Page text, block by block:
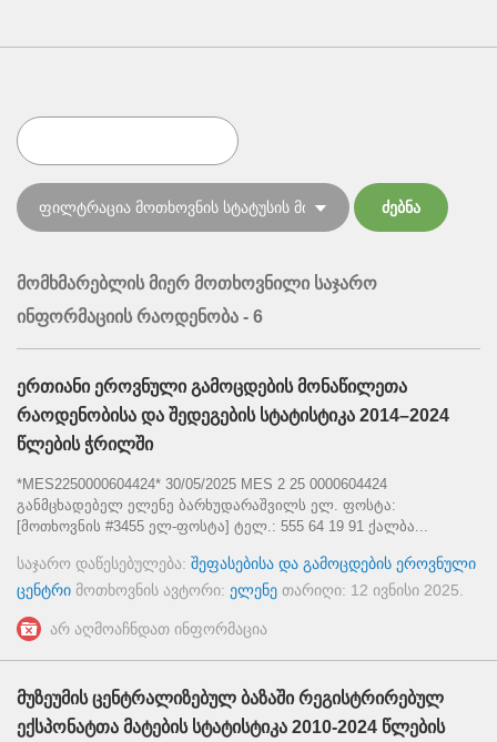
მომხმარებლის მიერ მოთხოვნილი საჯარო
ინფორმაციის რაოდენობა - 6
ერთიანი ეროვნული გამოცდების მონაწილეთა
რაოდენობისა და შედეგების სტატისტიკა 2014–2024
წლების ჭრილში
*MES2250000604424* 30/05/2025 MES 2 25 0000604424
განმცხადებელ ელენე ბარხუდარაშვილს ელ. ფოსტა:
[მოთხოვნის #3455 ელ-ფოსტა] ტელ.: 555 64 19 91 ქალბა...
საჯარო დაწესებულება: შეფასებისა და გამოცდების ეროვნული
ცენტრი მოთხოვნის ავტორი: ელენე თარიღი: 12 ივნისი 2025
არ აღმოაჩნდათ ინფორმაცია
მუზეუმის ცენტრალიზებულ ბაზაში რეგისტრირებულ
ექსპონატთა მატების სტატისტიკა 2010-2024 წლების